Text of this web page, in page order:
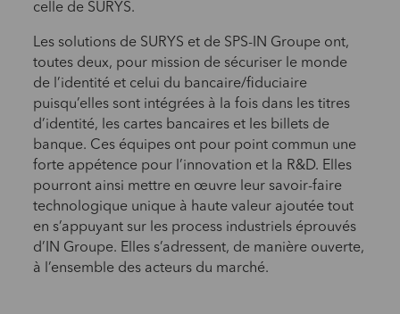
celle de SURYS.
Les solutions de SURYS et de SPS-IN Groupe ont,
toutes deux, pour mission de sécuriser le monde
de l’identité et celui du bancaire/fiduciaire
puisqu’elles sont intégrées à la fois dans les titres
d’identité, les cartes bancaires et les billets de
banque. Ces équipes ont pour point commun une
forte appétence pour l’innovation et la R&D. Elles
pourront ainsi mettre en œuvre leur savoir-faire
technologique unique à haute valeur ajoutée tout
en s’appuyant sur les process industriels éprouvés
d’IN Groupe. Elles s’adressent, de manière ouverte,
à l’ensemble des acteurs du marché.